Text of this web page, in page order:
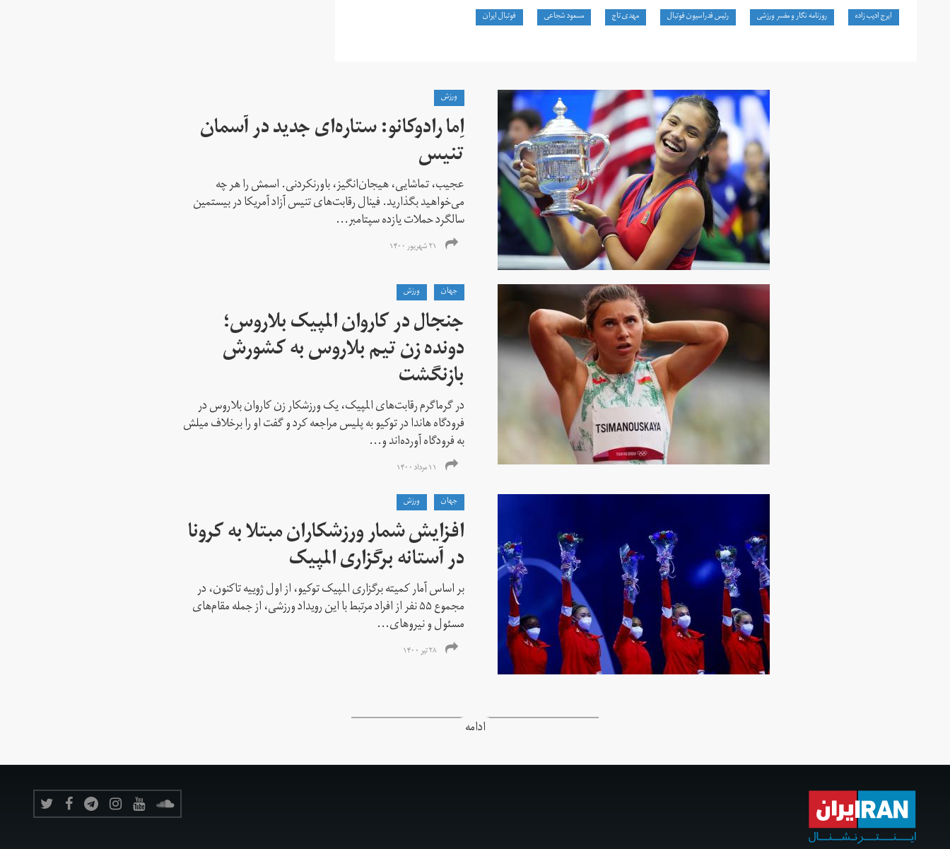
ایرج ادیب زاده روزنامه نگار و مفسر ورزشی رئیس فدراسیون فوتبال مهدی تاج مسعود شجاعی فوتبال ایران
ورزش
اِما رادوکانو: ستاره‌ای جدید در آسمان
تنیس
عجیب، تماشایی، هیجان‌انگیز، باورنکردنی. اسمش را هر چه
می‌خواهید بگذارید. فینال رقابت‌های تنیس آزاد آمریکا در بیستمین
سالگرد حملات یازده سپتامبر...
۲۱ شهریور ۱۴۰۰
جهان ورزش
جنجال در کاروان المپیک بلاروس؛
دونده زن تیم بلاروس به کشورش
بازنگشت
در گرماگرم رقابت‌های المپیک، یک ورزشکار زن کاروان بلاروس در
فرودگاه هاندا در توکیو به پلیس مراجعه کرد و گفت او را برخلاف میلش
به فرودگاه آورده‌اند و...
۱۱ مرداد ۱۴۰۰
جهان
ورزش
افزایش شمار ورزشکاران مبتلا به کرونا
در آستانه برگزاری المپیک
بر اساس آمار کمیته برگزاری المپیک توکیو، از اول ژوییه تاکنون، در
مجموع ۵۵ نفر از افراد مرتبط با این رویداد ورزشی، از جمله مقام‌های
مسئول و نیروهای...
۲۸ تیر ۱۴۰۰
ادامه